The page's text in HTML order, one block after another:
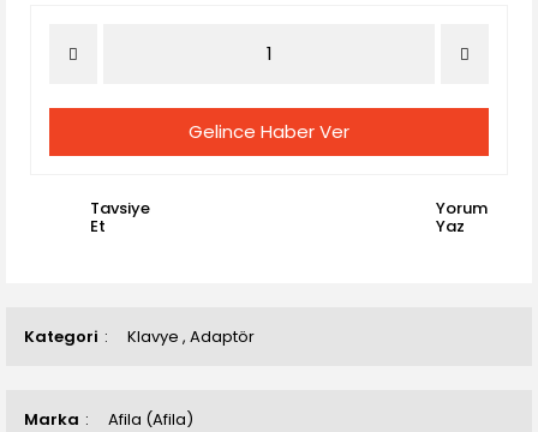
Kategori Klavye , Adaptör
Marka Afila (Afila)
Gelince Haber Ver
Tavsiye
Et
Yorum
Yaz